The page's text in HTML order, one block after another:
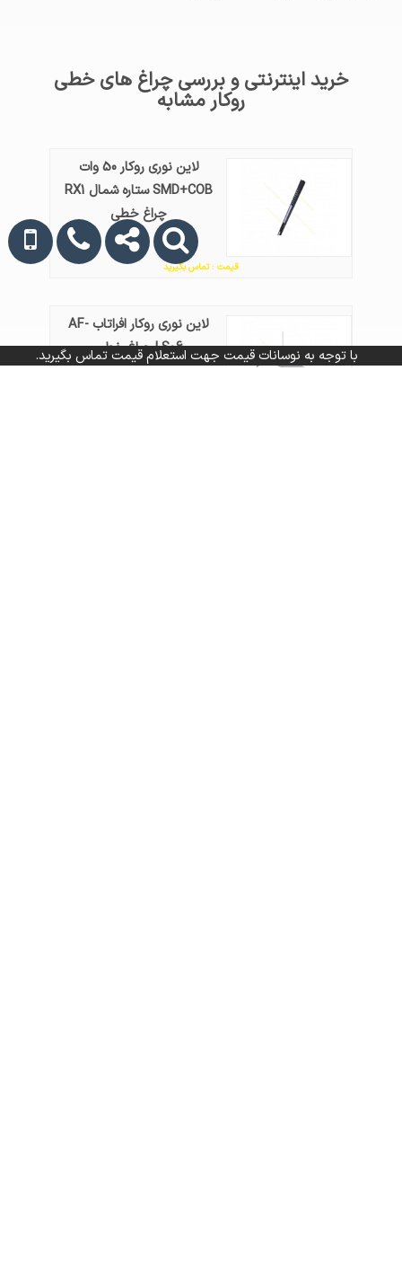
خرید اینترنتی و بررسی چراغ های خطی
روکار مشابه
لاین نوری روکار 50 وات
SMD+COB ستاره شمال RX1
چراغ خطی
قیمت : تماس بگیرید
لاین نوری روکار افراتاب AF-
LS06 چراغ خطی
با توجه به نوسانات قیمت جهت استعلام قیمت تماس بگیرید.